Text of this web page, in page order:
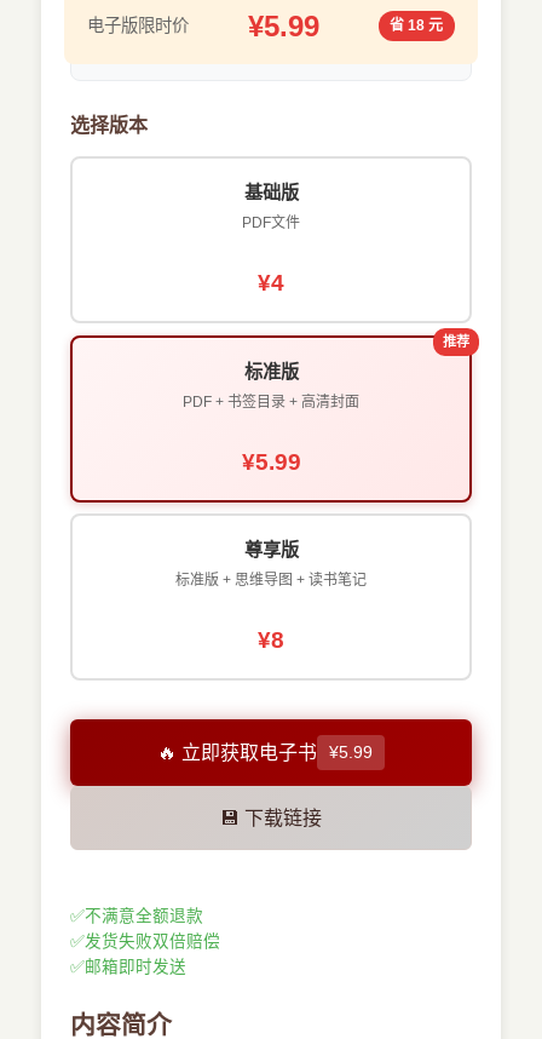
电子版限时价 ¥5.99 省 18 元
选择版本
基础版
PDF文件
¥4
推荐
标准版
PDF + 书签目录 + 高清封面
¥5.99
尊享版
标准版 + 思维导图 + 读书笔记
¥8
🔥 立即获取电子书 ¥5.99
💾 下载链接
✅不满意全额退款
✅发货失败双倍赔偿
✅邮箱即时发送
内容简介